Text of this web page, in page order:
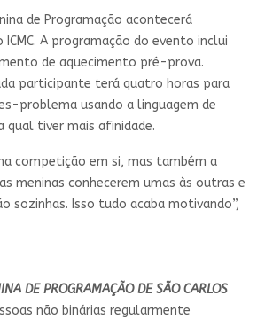
de Programação acontecerá
A programação do evento inclui
de aquecimento pré-prova.
participante terá quatro horas para
problema usando a linguagem de
qual tiver mais afinidade.
competição em si, mas também a
meninas conhecerem umas às outras e
sozinhas. Isso tudo acaba motivando”,
DE PROGRAMAÇÃO DE SÃO CARLOS
não binárias regularmente